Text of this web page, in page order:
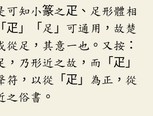
可知小篆之疋、足形體相
疋」「足」可通用，故楚
從足，其意一也。又按：
，乃形近之故，而「疋」
符，以從「疋」為正，從
之俗書。